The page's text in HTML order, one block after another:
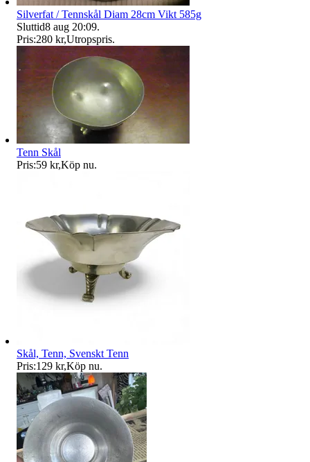
Silverfat / Tennskål Diam 28cm Vikt 585g
Sluttid8 aug 20:09.
Pris:280 kr,Utropspris.
Tenn Skål
Pris:59 kr,Köp nu.
Skål, Tenn, Svenskt Tenn
Pris:129 kr,Köp nu.